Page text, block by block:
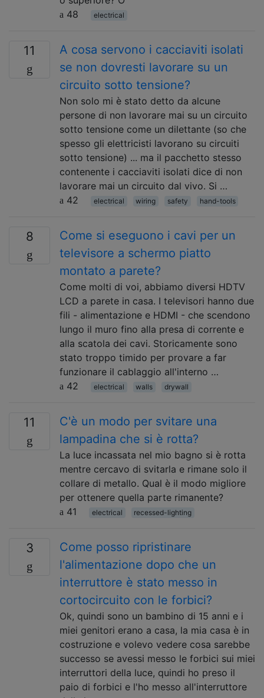
48
electrical
11
A cosa servono i cacciaviti isolati
se non dovresti lavorare su un
circuito sotto tensione?
Non solo mi è stato detto da alcune
persone di non lavorare mai su un circuito
sotto tensione come un dilettante (so che
spesso gli elettricisti lavorano su circuiti
sotto tensione) ... ma il pacchetto stesso
contenente i cacciaviti isolati dice di non
lavorare mai un circuito dal vivo. Si …
42
electrical wiring safety hand-tools
8
Come si eseguono i cavi per un
televisore a schermo piatto
montato a parete?
Come molti di voi, abbiamo diversi HDTV
LCD a parete in casa. I televisori hanno due
fili - alimentazione e HDMI - che scendono
lungo il muro fino alla presa di corrente e
alla scatola dei cavi. Storicamente sono
stato troppo timido per provare a far
funzionare il cablaggio all'interno …
42
electrical walls drywall
11
C'è un modo per svitare una
lampadina che si è rotta?
La luce incassata nel mio bagno si è rotta
mentre cercavo di svitarla e rimane solo il
collare di metallo. Qual è il modo migliore
per ottenere quella parte rimanente?
41
electrical recessed-lighting
3
Come posso ripristinare
l'alimentazione dopo che un
interruttore è stato messo in
cortocircuito con le forbici?
Ok, quindi sono un bambino di 15 anni e i
miei genitori erano a casa, la mia casa è in
costruzione e volevo vedere cosa sarebbe
successo se avessi messo le forbici sui miei
interruttori della luce, quindi ho preso il
paio di forbici e l'ho messo all'interruttore